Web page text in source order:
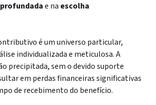
e na escolha
é um universo particular,
individualizada e meticulosa. A
precipitada, sem o devido suporte
em perdas financeiras significativas
de recebimento do benefício.